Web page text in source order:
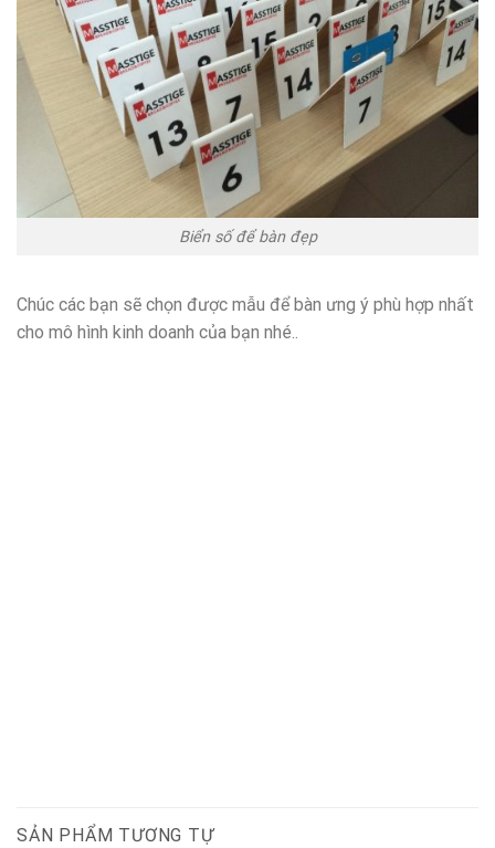
Biển số để bàn đẹp
Chúc các bạn sẽ chọn được mẫu để bàn ưng ý phù hợp nhất
cho mô hình kinh doanh của bạn nhé..
SẢN PHẨM TƯƠNG TỰ